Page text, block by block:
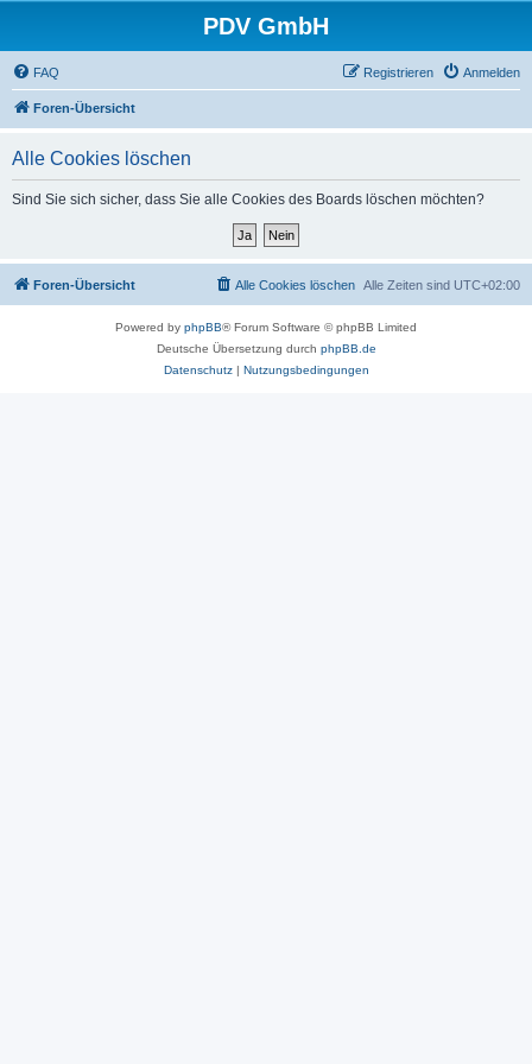
PDV GmbH
FAQ Anmelden
Registrieren
Foren-Übersicht
Alle Cookies löschen
Sind Sie sich sicher, dass Sie alle Cookies des Boards löschen möchten?
Foren-Übersicht Alle Zeiten sind UTC+02:00
Alle Cookies löschen
Powered by phpBB® Forum Software © phpBB Limited
Deutsche Übersetzung durch phpBB.de
Datenschutz| Nutzungsbedingungen